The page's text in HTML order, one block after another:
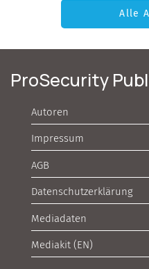
Alle
ProSecurity
Autoren
Impressum
AGB
Datenschutzerklärung
Mediadaten
Mediakit (EN)